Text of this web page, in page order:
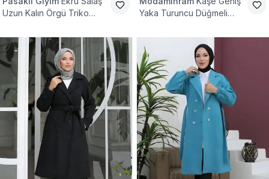
Uzun Kalın Örgü Triko
Yaka Turuncu Düğmeli